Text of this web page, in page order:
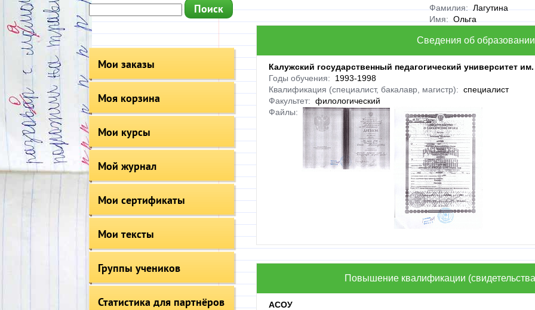
Мои заказы
Моя корзина
Мои курсы
Мой журнал
Мои сертификаты
Мои тексты
Группы учеников
Статистика для партнёров
Фамилия:Лагутина
Имя: Ольга
Сведения об образовании
Калужский государственный педагогический университет
Годы обучения: 1993-1998
Квалификация (специалист, бакалавр, магистр): специалист
Факультет: филологический
Файлы:
Повышение квалификации
АСОУ